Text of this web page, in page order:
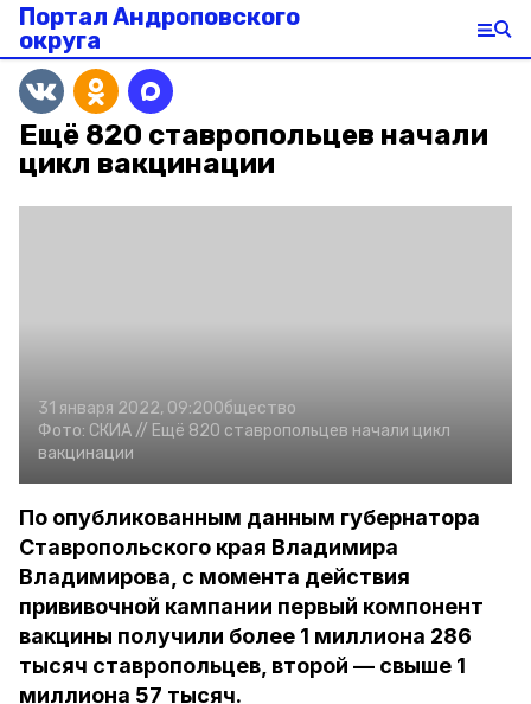
Портал Андроповского
округа
Ещё 820 ставропольцев начали
цикл вакцинации
31 января 2022, 09:20Общество
Фото: СКИА // Ещё 820 ставропольцев начали цикл
вакцинации
По опубликованным данным губернатора
Ставропольского края Владимира
Владимирова, с момента действия
прививочной кампании первый компонент
вакцины получили более 1 миллиона 286
тысяч ставропольцев, второй — свыше 1
миллиона 57 тысяч.